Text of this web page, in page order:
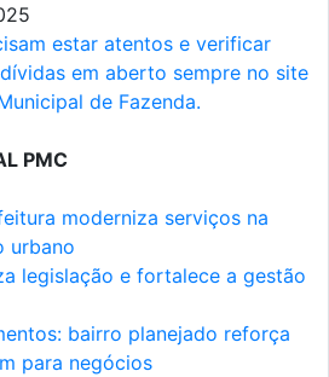
estar atentos e verificar
em aberto sempre no site
de Fazenda.
PMC
moderniza serviços na
urbano
legislação e fortalece a gestão
bairro planejado reforça
para negócios